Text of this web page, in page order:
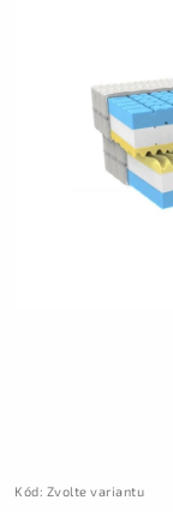
Kód: Zvolte variantu